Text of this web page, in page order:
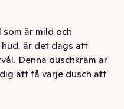
är mild och
är det dags att
Denna duschkräm är
att få varje dusch att